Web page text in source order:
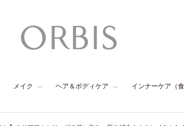
メイク ヘア＆ボディケア インナーケア（食